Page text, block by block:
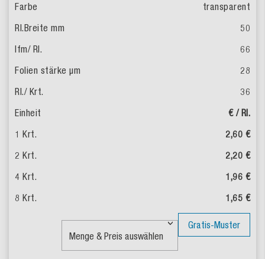
transparent
50
66
28
36
€ / Rl.
2,60 €
2,20 €
1,96 €
1,65 €
Gratis-Muster